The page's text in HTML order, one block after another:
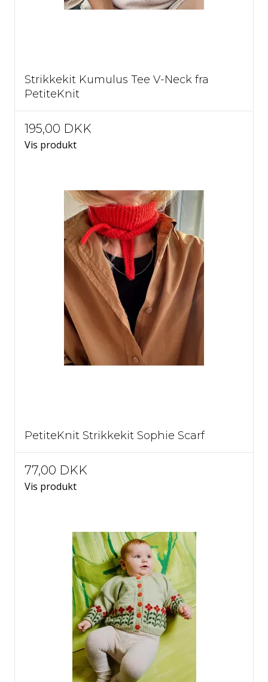
Strikkekit Kumulus Tee V-Neck fra
PetiteKnit
195,00 DKK
Vis produkt
PetiteKnit Strikkekit Sophie Scarf
77,00 DKK
Vis produkt